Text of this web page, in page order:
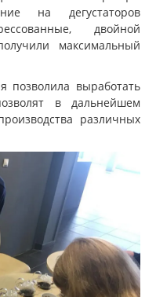
на дегустаторов
двойной
максимальный
позволила выработать
в дальнейшем
различных